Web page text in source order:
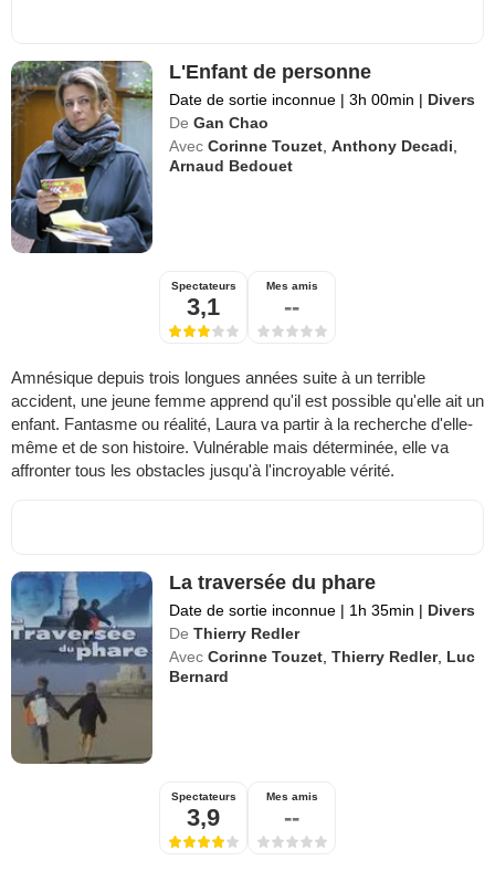
L'Enfant de personne
Date de sortie inconnue | 3h 00min | Divers
De Gan Chao
Avec Corinne Touzet ,Anthony Decadi
Arnaud Bedouet
Spectateurs
3,1
Mes amis
--
Amnésique depuis trois longues années suite à un terrible
accident, une jeune femme apprend qu'il est possible qu'elle ait un
enfant. Fantasme ou réalité, Laura va partir à la recherche d'elle-
même et de son histoire. Vulnérable mais déterminée, elle va
affronter tous les obstacles jusqu'à l'incroyable vérité.
La traversée du phare
Date de sortie inconnue | 1h 35min | Divers
De Thierry Redler
Avec Corinne Touzet ,Thierry Redler, Luc
Bernard
Spectateurs
3,9
Mes amis
--